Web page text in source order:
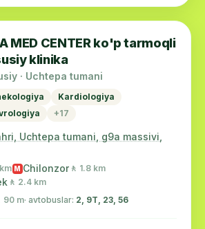
счастья.
MED CENTER ko'p tarmoqli
klinika
· Uchtepa tumani
Kardiologiya
+17
Uchtepa tumani, g9a massivi,
M Chilonzor 🚶 1.8 km
🚶 2.4 km
90 m· avtobuslar: 2, 9Т, 23, 56